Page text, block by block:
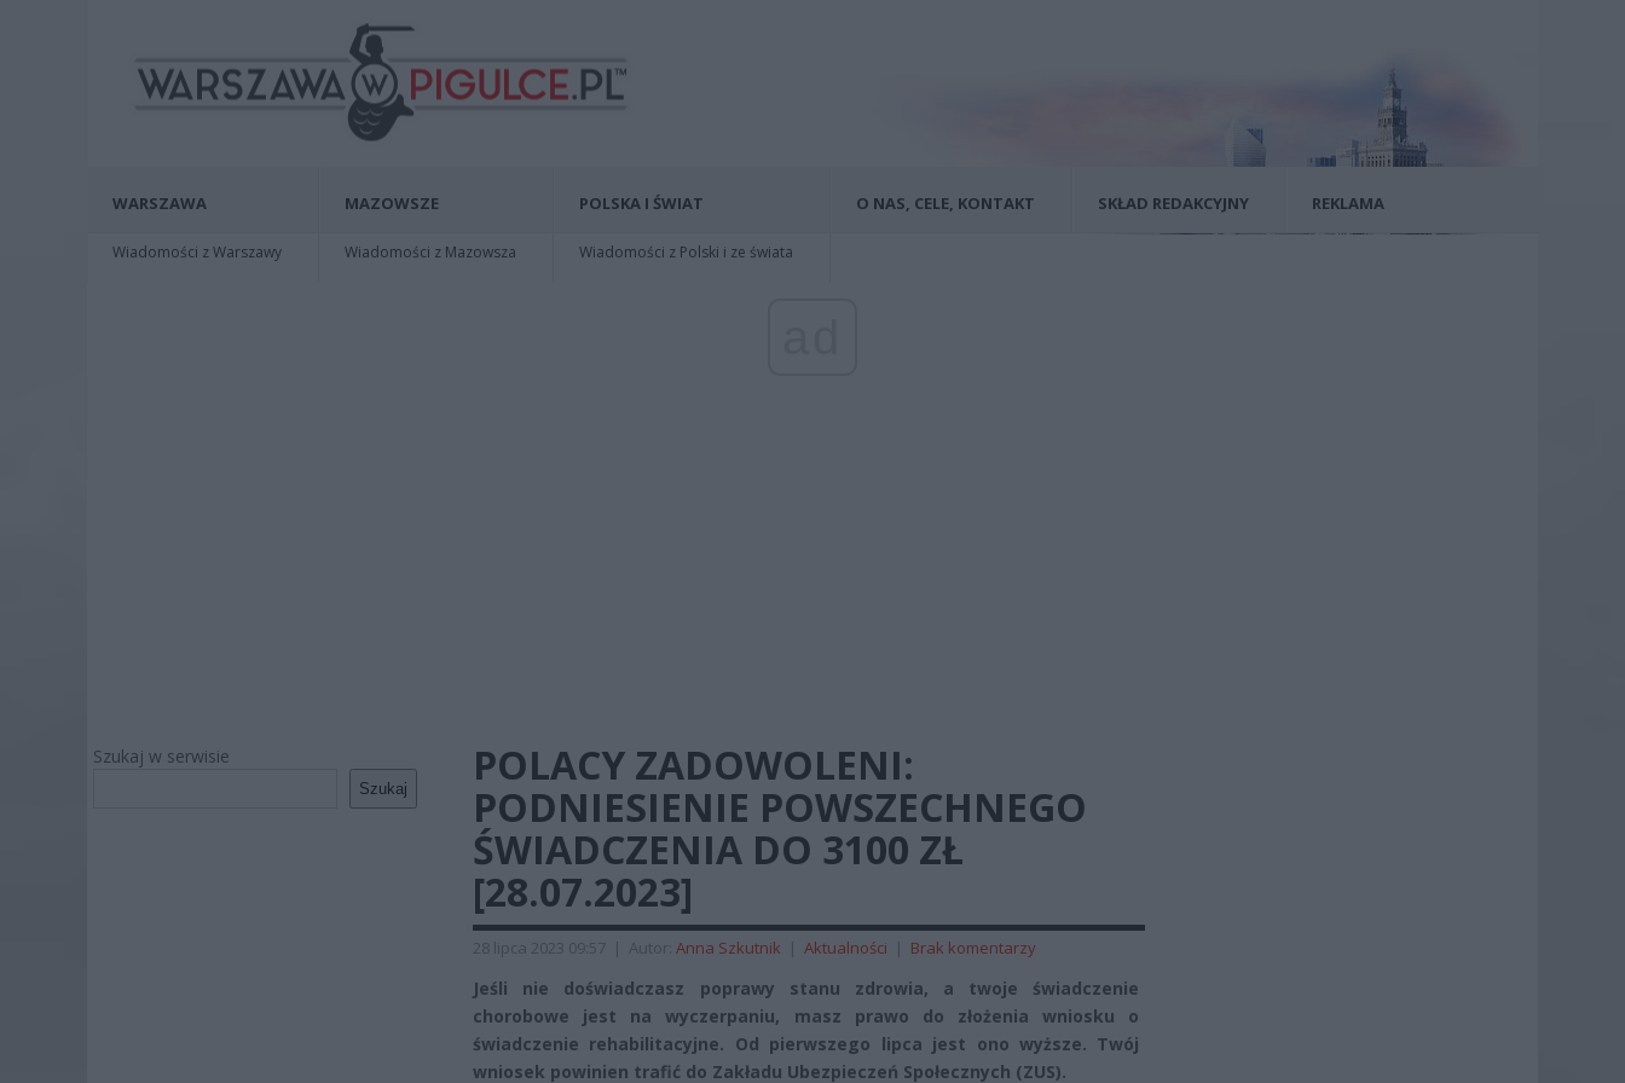
WARSZAWA
Wiadomości z Warszawy
MAZOWSZE
Wiadomości z Mazowsza
POLSKA I ŚWIAT
Wiadomości z Polski i ze świata
O NAS, CELE, KONTAKT SKŁAD REDAKCYJNY REKLAMA
Szukaj w serwisie
Szukaj
POLACY ZADOWOLENI:
PODNIESIENIE POWSZECHNEGO
ŚWIADCZENIA DO 3100 ZŁ
[28.07.2023]
28 lipca 2023 09:57 | Autor: Anna Szkutnik | Aktualności | Brak komentarzy
Jeśli nie doświadczasz poprawy stanu zdrowia, a twoje świadczenie
chorobowe jest na wyczerpaniu, masz prawo do złożenia wniosku o
świadczenie rehabilitacyjne. Od pierwszego lipca jest ono wyższe. Twój
wniosek powinien trafić do Zakładu Ubezpieczeń Społecznych (ZUS).